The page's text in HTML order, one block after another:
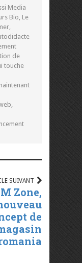
Media
Bio, Le
de
touche
SUIVANT
Zone,
de